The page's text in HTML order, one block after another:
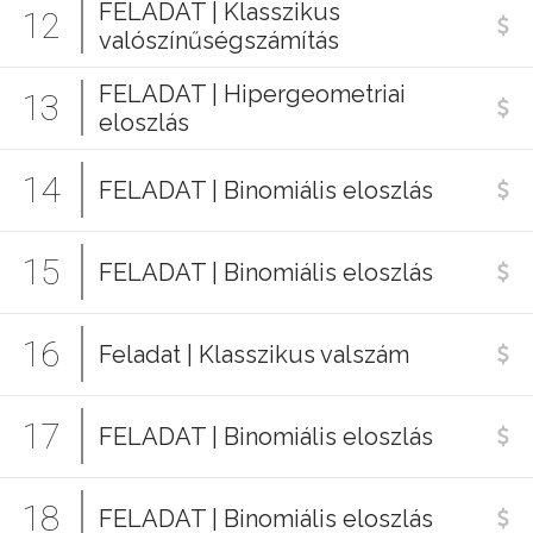
12
FELADAT | Klasszikus
valószínűségszámítás
13
FELADAT | Hipergeometriai
eloszlás
14 FELADAT | Binomiális eloszlás
15 FELADAT | Binomiális eloszlás
16 Feladat | Klasszikus valszám
17 FELADAT | Binomiális eloszlás
18 FELADAT | Binomiális eloszlás